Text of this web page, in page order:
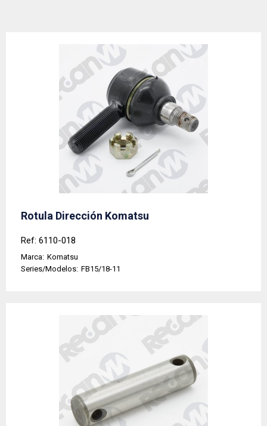
Rotula Dirección Komatsu
Ref: 6110-018
Marca: Komatsu
Series/Modelos: FB15/18-11